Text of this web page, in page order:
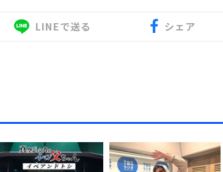
LINEで送る シェア